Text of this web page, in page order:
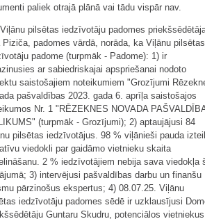
paliek otrajā plānā vai tādu vispār nav.
pilsētas iedzīvotāju padomes
Piziča, padomes vārdā, norāda, ka Viļānu pilsētas
padome (turpmāk - Padome): 1) ir
ar sabiedriskajai apspriešanai nodoto
saistošajiem noteikumiem "Grozījumi
pašvaldības 2023. gada 6. aprīļa saistošajos
Nr. 1 "RĒZEKNES NOVADA
(turpmāk - Grozījumi); 2) aptaujājusi 84
pilsētas iedzīvotājus. 98 % viļānieši pauda
viedokli par gaidāmo vietnieku skaita
2 % iedzīvotājiem nebija sava viedokļa
3) intervējusi pašvaldības darbu un finanšu
pārzinošus ekspertus; 4) 08.07.25. Viļānu
iedzīvotāju padomes sēdē ir uzklausījusi
Guntaru Skudru, potenciālos vietniekus